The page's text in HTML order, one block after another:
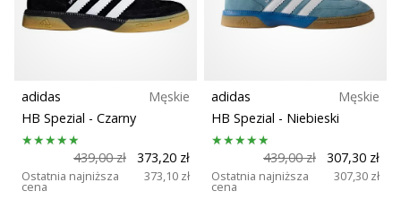
Świąteczne
prezenty
–
Nasze
porady
prezentowe
pomogą
Ci
Rozmiar
Wsparcie dla biustonosza
adidas
Męskie
HB Spezial - Czarny
439,00 zł 373,20 zł
Ostatnia najniższa
cena
373,10 zł
adidas
Męskie
HB Spezial - Niebieski
439,00 zł 307,30 zł
Ostatnia najniższa
cena
307,30 zł